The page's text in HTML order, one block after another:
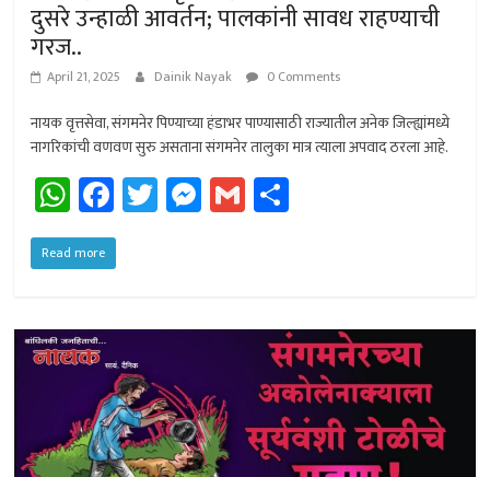
दुसरे उन्हाळी आवर्तन; पालकांनी सावध राहण्याची
गरज..
April 21, 2025 Dainik Nayak 0 Comments
नायक वृत्तसेवा, संगमनेर पिण्याच्या हंडाभर पाण्यासाठी राज्यातील अनेक जिल्ह्यांमध्ये
नागरिकांची वणवण सुरु असताना संगमनेर तालुका मात्र त्याला अपवाद ठरला आहे.
W
h
at
p
p
Fa
ce
b
ok
T
wi
M
es
ge
G
m
Read more